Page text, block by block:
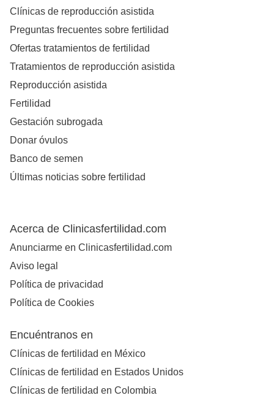
Clínicas de reproducción asistida
Preguntas frecuentes sobre fertilidad
Ofertas tratamientos de fertilidad
Tratamientos de reproducción asistida
Reproducción asistida
Fertilidad
Gestación subrogada
Donar óvulos
Banco de semen
Últimas noticias sobre fertilidad
Acerca de Clinicasfertilidad.com
Anunciarme en Clinicasfertilidad.com
Aviso legal
Política de privacidad
Política de Cookies
Encuéntranos en
Clínicas de fertilidad en México
Clínicas de fertilidad en Estados Unidos
Clínicas de fertilidad en Colombia